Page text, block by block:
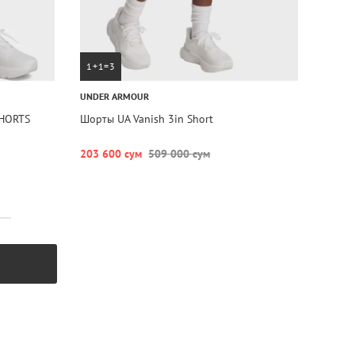
1+1=3
UNDER ARMOUR
Шорты UA Vanish 3in Short
203 600 сум 509 000 сум